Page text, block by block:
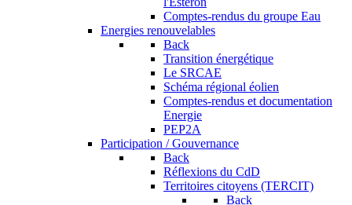
Comptes-rendus du groupe Eau
Energies renouvelables
Back
Transition énergétique
Le SRCAE
Schéma régional éolien
Comptes-rendus et documentation
Energie
PEP2A
Participation / Gouvernance
Back
Réflexions du CdD
Territoires citoyens (TERCIT)
Back